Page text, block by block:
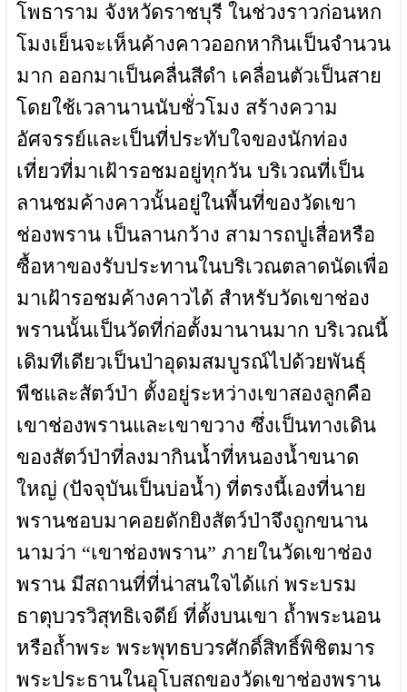
โพธาราม จังหวัดราชบุรี ในช่วงราวก่อนหก
โมงเย็นจะเห็นค้างคาวออกหากินเป็นจำนวน
มาก ออกมาเป็นคลื่นสีดำ เคลื่อนตัวเป็นสาย
โดยใช้เวลานานนับชั่วโมง สร้างความ
อัศจรรย์และเป็นที่ประทับใจของนักท่อง
เที่ยวที่มาเฝ้ารอชมอยู่ทุกวัน บริเวณที่เป็น
ลานชมค้างคาวนั้นอยู่ในพื้นที่ของวัดเขา
ช่องพราน เป็นลานกว้าง สามารถปูเสื่อหรือ
ซื้อหาของรับประทานในบริเวณตลาดนัดเพื่อ
มาเฝ้ารอชมค้างคาวได้ สำหรับวัดเขาช่อง
พรานนั้นเป็นวัดที่ก่อตั้งมานานมาก บริเวณนี้
เดิมทีเดียวเป็นป่าอุดมสมบูรณ์ไปด้วยพันธุ์
พืชและสัตว์ป่า ตั้งอยู่ระหว่างเขาสองลูกคือ
เขาช่องพรานและเขาขวาง ซึ่งเป็นทางเดิน
ของสัตว์ป่าที่ลงมากินน้ำที่หนองน้ำขนาด
ใหญ่ (ปัจจุบันเป็นบ่อน้ำ) ที่ตรงนี้เองที่นาย
พรานชอบมาคอยดักยิงสัตว์ป่าจึงถูกขนาน
นามว่า “เขาช่องพราน” ภายในวัดเขาช่อง
พราน มีสถานที่ที่น่าสนใจได้แก่ พระบรม
ธาตุบวรวิสุทธิเจดีย์ ที่ตั้งบนเขา ถ้ำพระนอน
หรือถ้ำพระ พระพุทธบวรศักดิ์สิทธิ์พิชิตมาร
พระประธานในอุโบสถของวัดเขาช่องพราน